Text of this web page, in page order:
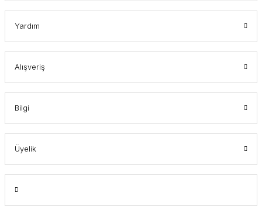
Yardım
Alışveriş
Bilgi
Üyelik